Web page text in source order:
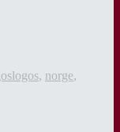
logos, norge,